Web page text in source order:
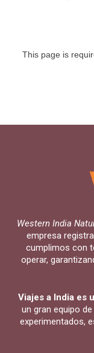
This page is
Western India
empresa
cumplimos con
operar,
Viajes a India es
un gran equipo
experimentados,